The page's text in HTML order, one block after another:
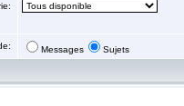
Messages Sujets